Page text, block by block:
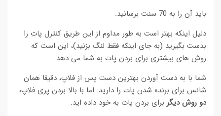
باید آن را به 70 سنت برسانید.
دلیل اینکه بهتر است به طور مداوم از این طریق کنترل پات را
بدست بگیرید (به جای اینکه فقط لنگ بزنید)، این است که
روش های بیشتری برای بردن پات به شما می دهد.
شما با به دست آوردن بهترین دست پس از فلاپ، دقیقا همان
شانس برای برنده شدن پات را دارید. اما با بالا بردن پری فلاپ،
دو روش دیگر برای بردن پات به خود داده اید.